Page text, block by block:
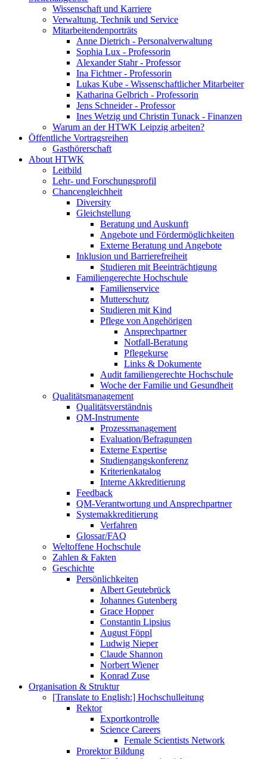
Wissenschaft und Karriere
Verwaltung, Technik und Service
Mitarbeitendenporträts
Anne Dietrich - Personalverwaltung
Sophia Lux - Professorin
Alexander Stahr - Professor
Ina Fichtner - Professorin
Lukas Kube - Wissenschaftlicher Mitarbeiter
Katharina Gelbrich - Professorin
Jens Schneider - Professor
Ines Wetzig und Christin Tunack - Finanzen
Warum an der HTWK Leipzig arbeiten?
Öffentliche Vortragsreihen
Gasthörerschaft
About HTWK
Leitbild
Lehr- und Forschungsprofil
Chancengleichheit
Diversity
Gleichstellung
Beratung und Auskunft
Angebote und Fördermöglichkeiten
Externe Beratung und Angebote
Inklusion und Barrierefreiheit
Studieren mit Beeinträchtigung
Familiengerechte Hochschule
Familienservice
Mutterschutz
Studieren mit Kind
Pflege von Angehörigen
Ansprechpartner
Notfall-Beratung
Pflegekurse
Links & Dokumente
Audit familiengerechte Hochschule
Woche der Familie und Gesundheit
Qualitätsmanagement
Qualitätsverständnis
QM-Instrumente
Prozessmanagement
Evaluation/Befragungen
Externe Expertise
Studiengangskonferenz
Kriterienkatalog
Interne Akkreditierung
Feedback
QM-Verantwortung und Ansprechpartner
Systemakkreditierung
Verfahren
Glossar/FAQ
Weltoffene Hochschule
Zahlen & Fakten
Geschichte
Persönlichkeiten
Albert Geutebrück
Johannes Gutenberg
Grace Hopper
Constantin Lipsius
August Föppl
Ludwig Nieper
Claude Shannon
Norbert Wiener
Konrad Zuse
Organisation & Struktur
[Translate to English:] Hochschulleitung
Rektor
Exportkontrolle
Science Careers
Female Scientists Network
Prorektor Bildung